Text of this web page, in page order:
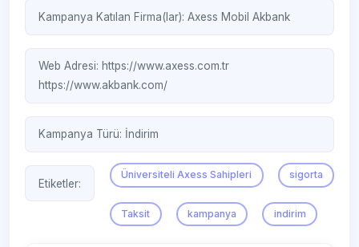
Kampanya Katılan Firma(lar):Axess MobilAkbank
Web Adresi: https://www.axess.com.tr
https://www.akbank.com/
Kampanya Türü: İndirim
Etiketler:
Üniversiteli Axess Sahipleri sigorta
Taksit kampanya indirim